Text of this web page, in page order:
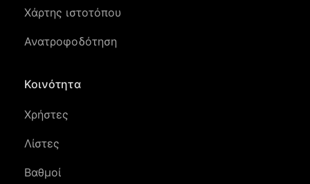
Χάρτης ιστοτόπου
Ανατροφοδότηση
Κοινότητα
Χρήστες
Λίστες
Βαθμοί